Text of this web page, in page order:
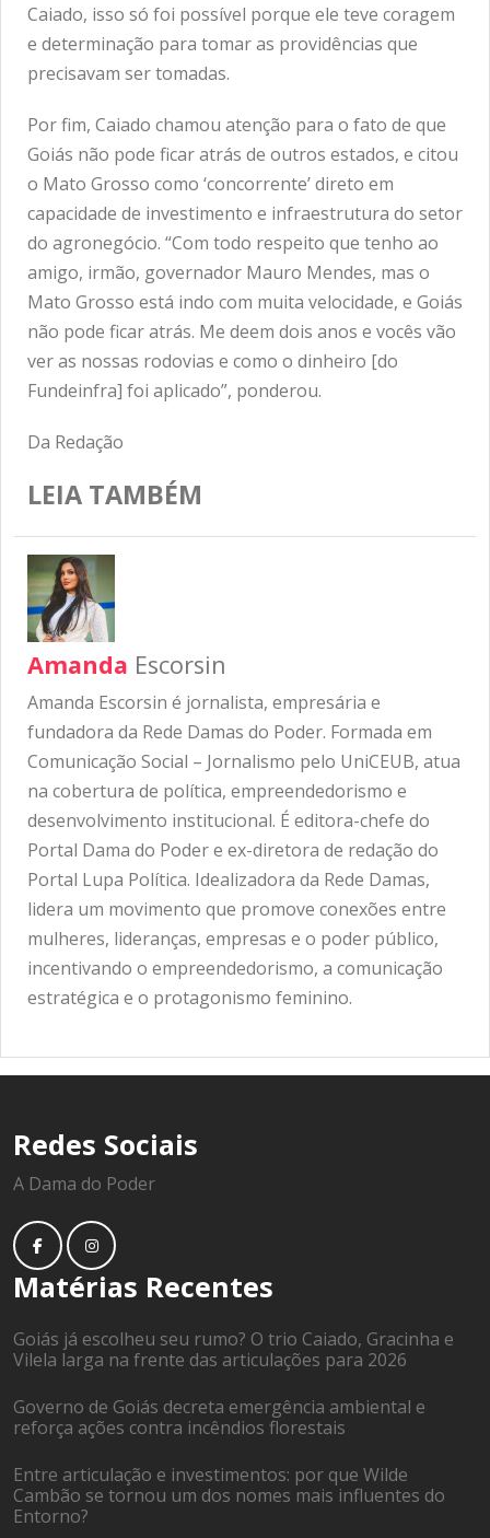
Caiado, isso só foi possível porque ele teve coragem
e determinação para tomar as providências que
precisavam ser tomadas.
Por fim, Caiado chamou atenção para o fato de que
Goiás não pode ficar atrás de outros estados, e citou
o Mato Grosso como ‘concorrente’ direto em
capacidade de investimento e infraestrutura do setor
do agronegócio. “Com todo respeito que tenho ao
amigo, irmão, governador Mauro Mendes, mas o
Mato Grosso está indo com muita velocidade, e Goiás
não pode ficar atrás. Me deem dois anos e vocês vão
ver as nossas rodovias e como o dinheiro [do
Fundeinfra] foi aplicado”, ponderou.
Da Redação
LEIA TAMBÉM
Amanda Escorsin
Amanda Escorsin é jornalista, empresária e
fundadora da Rede Damas do Poder. Formada em
Comunicação Social – Jornalismo pelo UniCEUB, atua
na cobertura de política, empreendedorismo e
desenvolvimento institucional. É editora-chefe do
Portal Dama do Poder e ex-diretora de redação do
Portal Lupa Política. Idealizadora da Rede Damas,
lidera um movimento que promove conexões entre
mulheres, lideranças, empresas e o poder público,
incentivando o empreendedorismo, a comunicação
estratégica e o protagonismo feminino.
Redes Sociais
A Dama do Poder
Matérias Recentes
Goiás já escolheu seu rumo? O trio Caiado, Gracinha e
Vilela larga na frente das articulações para 2026
Governo de Goiás decreta emergência ambiental e
reforça ações contra incêndios florestais
Entre articulação e investimentos: por que Wilde
Cambão se tornou um dos nomes mais influentes do
Entorno?